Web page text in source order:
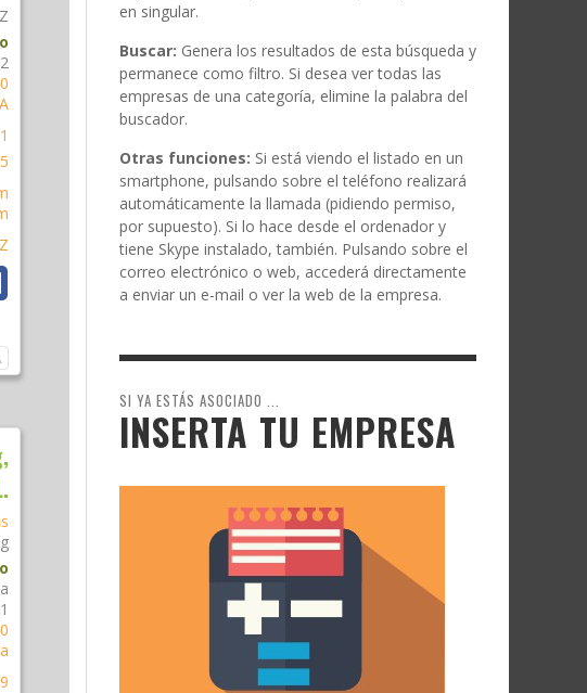
en singular.
Buscar: Genera los resultados de esta búsqueda y
permanece como filtro. Si desea ver todas las
empresas de una categoría, elimine la palabra del
buscador.
Otras funciones: Si está viendo el listado en un
smartphone, pulsando sobre el teléfono realizará
automáticamente la llamada (pidiendo permiso,
por supuesto). Si lo hace desde el ordenador y
tiene Skype instalado, también. Pulsando sobre el
correo electrónico o web, accederá directamente
a enviar un e-mail o ver la web de la empresa.
SI YA ESTÁS ASOCIADO ...
INSERTA TU EMPRESA